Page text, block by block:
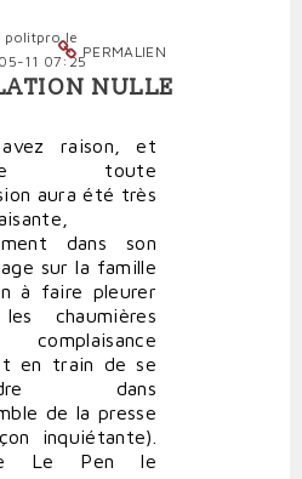
PERMALIEN
politprole
11 07:25
NULLE
raison, et
toute
aura été très
dans son
sur la famille
à faire pleurer
chaumières
complaisance
en train de se
dans
de la presse
inquiétante).
Le Pen le